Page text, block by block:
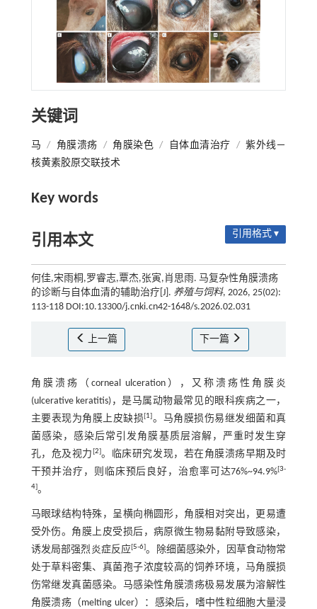
关键词
马 / 角膜溃疡 / 角膜染色 / 自体血清治疗 / 紫外线－
核黄素胶原交联技术
Key words
引用本文 引用格式 ▾
何佳,宋雨桐,罗睿志,覃杰,张寅,肖思雨. 马复杂性角膜溃疡
的诊断与自体血清的辅助治疗[J]. 养殖与饲料, 2026, 25(02):
113-118 DOI:10.13300/j.cnki.cn42-1648/s.2026.02.031
上一篇 下一篇
角膜溃疡（corneal ulceration），又称溃疡性角膜炎
(ulcerative keratitis)，是马属动物最常见的眼科疾病之一，
主要表现为角膜上皮缺损[1]。马角膜损伤易继发细菌和真
菌感染，感染后常引发角膜基质层溶解，严重时发生穿
孔，危及视力 [2]。临床研究发现，若在角膜溃疡早期及时
干预并治疗，则临床预后良好，治愈率可达76%~94.9%[3-
4]。
马眼球结构特殊，呈横向椭圆形，角膜相对突出，更易遭
受外伤。角膜上皮受损后，病原微生物易黏附导致感染，
诱发局部强烈炎症反应[5-6]。除细菌感染外，因草食动物常
处于草料密集、真菌孢子浓度较高的饲养环境，马角膜损
伤常继发真菌感染。马感染性角膜溃疡极易发展为溶解性
角膜溃疡（melting ulcer）：感染后，嗜中性粒细胞大量浸